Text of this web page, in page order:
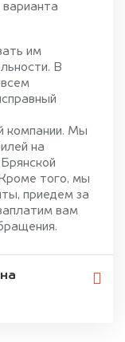
варианта
им
В
компании. Мы
на
того, мы
приедем за
вам